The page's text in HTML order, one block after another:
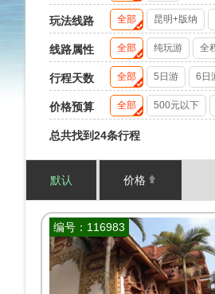
玩法线路 全部 昆明+版纳
线路属性 全部 纯玩游 全
行程天数 全部 5日游 6日
价格预算 全部 500元以下
总共找到24条行程
默认 价格
编号：116983